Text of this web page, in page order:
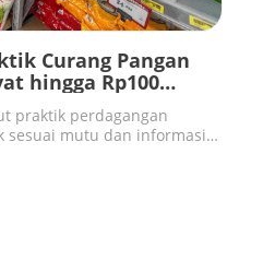
Curang Pangan
hingga Rp100
praktik perdagangan
sesuai mutu dan informasi